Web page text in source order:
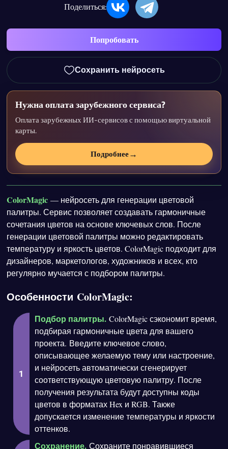
Поделиться:
Попробовать
Сохранить нейросеть
Нужна оплата зарубежного сервиса?
Оплата зарубежных ИИ-сервисов с помощью виртуальной
карты.
Подробнее→
ColorMagic — нейросеть для генерации цветовой
палитры. Сервис позволяет создавать гармоничные
сочетания цветов на основе ключевых слов. После
генерации цветовой палитры можно редактировать
температуру и яркость цветов. ColorMagic подходит для
дизайнеров, маркетологов, художников и всех, кто
регулярно мучается с подбором палитры.
Особенности ColorMagic:
Подбор палитры. ColorMagic сэкономит время,
подбирая гармоничные цвета для вашего
проекта. Введите ключевое слово,
описывающее желаемую тему или настроение,
и нейросеть автоматически сгенерирует
соответствующую цветовую палитру. После
получения результата будут доступны коды
цветов в форматах Hex и RGB. Также
допускается изменение температуры и яркости
оттенков.
Сохранение. Сохраните понравившиеся